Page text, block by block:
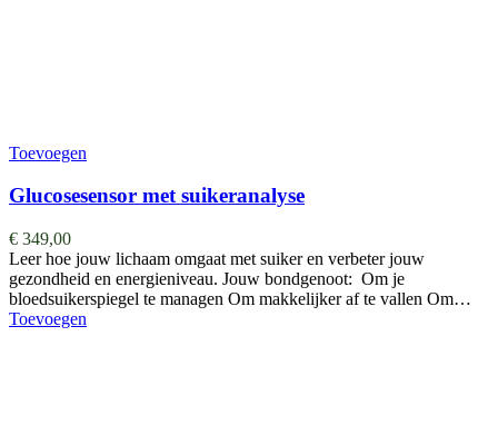
Toevoegen
Glucosesensor met suikeranalyse
€ 349,00
Leer hoe jouw lichaam omgaat met suiker en verbeter jouw
gezondheid en energieniveau. Jouw bondgenoot: Om je
bloedsuikerspiegel te managen Om makkelijker af te vallen Om…
Toevoegen